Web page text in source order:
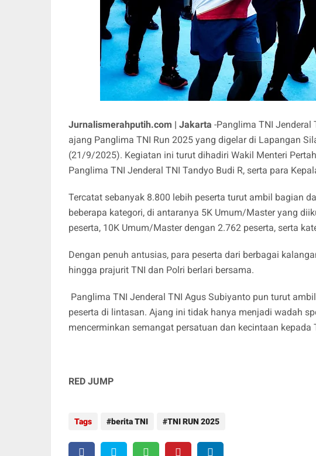
Jurnalismerahputih.com | Jakarta -Panglima TNI Jenderal
ajang Panglima TNI Run 2025 yang digelar di Lapangan
(21/9/2025). Kegiatan ini turut dihadiri Wakil Menteri
Panglima TNI Jenderal TNI Tandyo Budi R, serta para
Tercatat sebanyak 8.800 lebih peserta turut ambil bagian
beberapa kategori, di antaranya 5K Umum/Master yang
peserta, 10K Umum/Master dengan 2.762 peserta, serta
Dengan penuh antusias, para peserta dari berbagai
hingga prajurit TNI dan Polri berlari bersama.
Panglima TNI Jenderal TNI Agus Subiyanto pun turut
peserta di lintasan. Ajang ini tidak hanya menjadi wadah
mencerminkan semangat persatuan dan kecintaan kepada
RED JUMP
Tags berita TNI TNI RUN 2025